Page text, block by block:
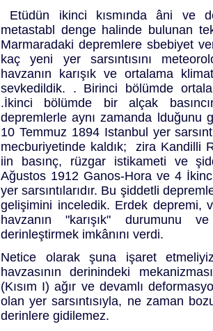
Etüdün ikinci kısmında âni ve
metastabl denge halinde bulunan
Marmaradaki depremlere sbebiyet
kaç yeni yer sarsıntısını
havzanın karışık ve ortalama
sevkedildik. . Birinci bölümde
.İkinci bölümde bir alçak
depremlerle aynı zamanda lduğunu
10 Temmuz 1894 Istanbul yer
mecburiyetinde kaldık; zira Kandilli
iin basınç, rüzgar istikameti ve
Ağustos 1912 Ganos-Hora ve 4
yer sarsıntılarıdır. Bu şiddetli
gelişimini inceledik. Erdek depremi,
havzanın "karışık" durumunu
derinleştirmek imkânını verdi.
Netice olarak şuna işaret
havzasının derinindeki
(Kısım I) ağır ve devamlı
olan yer sarsıntısıyla, ne zaman
derinlere gidilemez.